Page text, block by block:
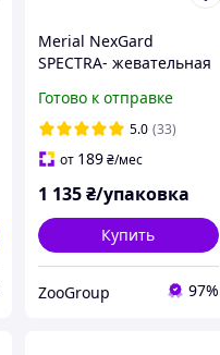
Merial NexGard
SPECTRA- жевательная
- 15кг ) 3 таблетки
Готово к отправке
5.0 (33)
от 189₴/мес
1 135₴/упаковка
Купить
ZooGroup 97%